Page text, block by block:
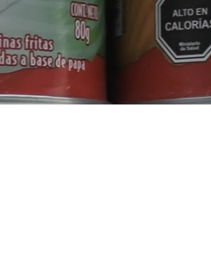
Loaded:
53.20%